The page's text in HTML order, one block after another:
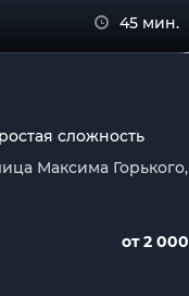
45 мин.
сложность
Максима Горького,
от 2 000